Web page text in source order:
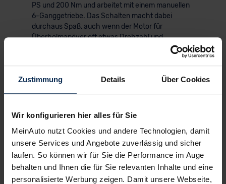
Zustimmung Details Über Cookies
Wir konfigurieren hier alles für Sie
MeinAuto nutzt Cookies und andere Technologien, damit
unsere Services und Angebote zuverlässig und sicher
laufen. So können wir für Sie die Performance im Auge
behalten und Ihnen die für Sie relevanten Inhalte und eine
personalisierte Werbung zeigen. Damit unsere Webseite,
PS und 200 Nm und arbeitet mit einem manuellen
6-Ganggetriebe. Das Schalten macht dabei
durchaus Spaß, auch wenn der Motor für
Überholmanöver oft etwas Drehzahl und
Rückschalten verlangt. Für einen Familien-Van
Motor 1.0 TCe 110